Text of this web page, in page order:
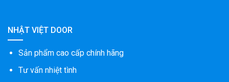
NHẬT VIỆT DOOR
Sản phẩm cao cấp chính hãng
Tư vấn nhiệt tình